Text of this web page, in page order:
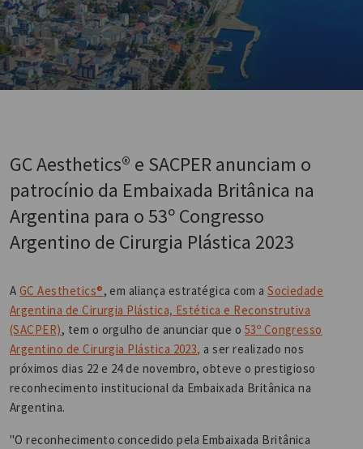
GC Aesthetics® e SACPER anunciam o
patrocínio da Embaixada Britânica na
Argentina para o 53º Congresso
Argentino de Cirurgia Plástica 2023
A GC Aesthetics®, em aliança estratégica com aSociedade
Argentina de Cirurgia Plástica, Estética e Reconstrutiva
(SACPER), tem o orgulho de anunciar que o 53º Congresso
Argentino de Cirurgia Plástica 2023, a ser realizado nos
próximos dias 22 e 24 de novembro, obteve o prestigioso
reconhecimento institucional da Embaixada Britânica na
Argentina.
"O reconhecimento concedido pela Embaixada Britânica